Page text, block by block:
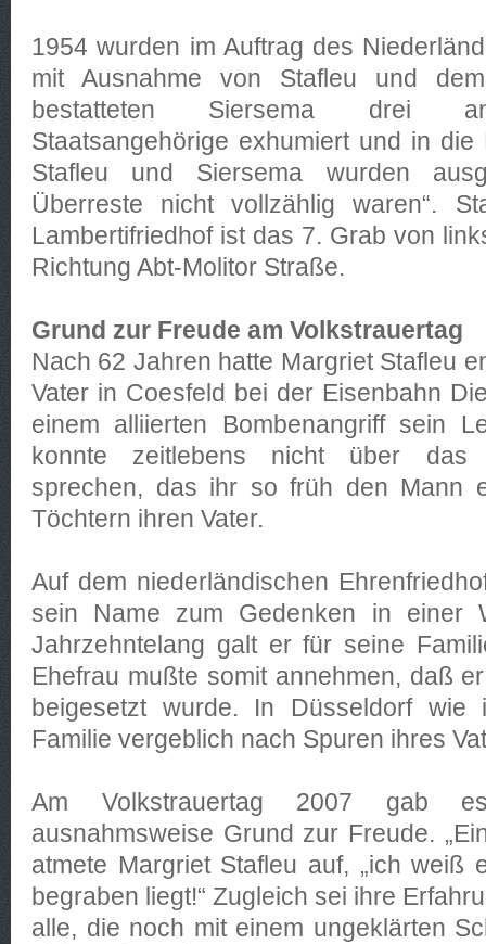
1954 wurden im Auftrag des
mit Ausnahme von Stafleu und
bestatteten Siersema drei
Staatsangehörige exhumiert und in die
Stafleu und Siersema wurden
Überreste nicht vollzählig waren“.
Lambertifriedhof ist das 7. Grab von
Richtung Abt-Molitor Straße.
Grund zur Freude am Volkstrauertag
Nach 62 Jahren hatte Margriet Stafleu
Vater in Coesfeld bei der Eisenbahn
einem alliierten Bombenangriff sein
konnte zeitlebens nicht über das
sprechen, das ihr so früh den Mann
Töchtern ihren Vater.
Auf dem niederländischen
sein Name zum Gedenken in einer
Jahrzehntelang galt er für seine
Ehefrau mußte somit annehmen, daß
beigesetzt wurde. In Düsseldorf
Familie vergeblich nach Spuren ihres
Am Volkstrauertag 2007 gab
ausnahmsweise Grund zur Freude.
atmete Margriet Stafleu auf, „ich weiß
begraben liegt!“ Zugleich sei ihre
alle, die noch mit einem ungeklärten